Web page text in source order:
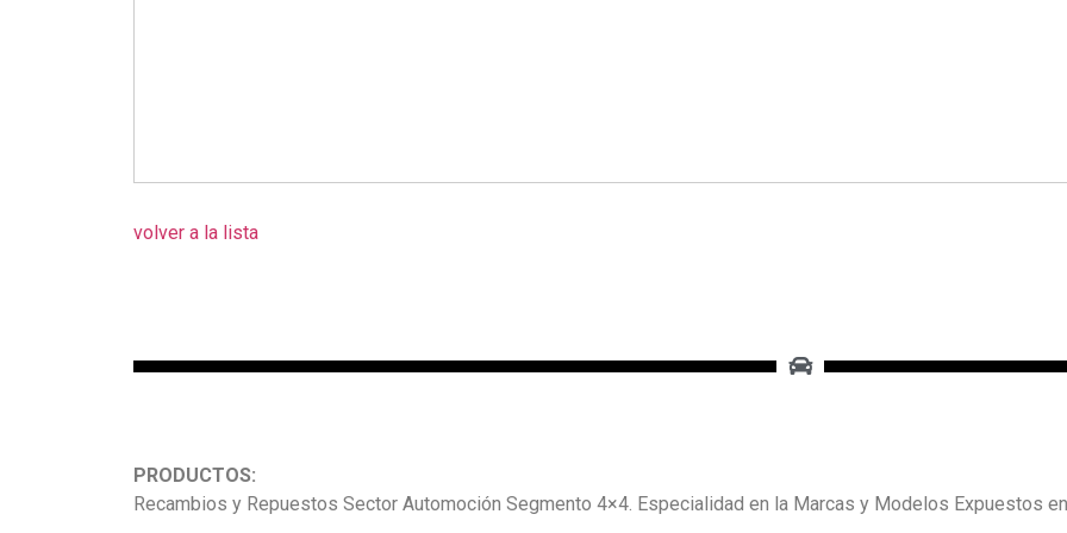
volver a la lista
PRODUCTOS:
Recambios y Repuestos Sector Automoción Segmento 4×4. Especialidad en la Marcas y Modelos Expuestos